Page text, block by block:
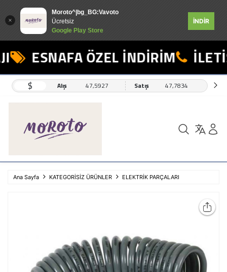
Moroto^|bg_BG:Vavoto
Ücretsiz
Google Play Store
İNDİR
ESNAFA ÖZEL İNDİRİM
$ Alış 47,5927 Satış 47,7834
Ana Sayfa KATEGORİSİZ ÜRÜNLER ELEKTRİK PARÇALARI